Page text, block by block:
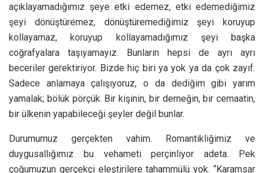
açıklayamadığımız şeye etki edemez, etki edemediğimiz
şeyi dönüştüremez, dönüştüremediğimiz şeyi koruyup
kollayamaz, koruyup kollayamadığımız şeyi başka
coğrafyalara taşıyamayız. Bunların hepsi de ayrı ayrı
beceriler gerektiriyor. Bizde hiç biri ya yok ya da çok zayıf.
Sadece anlamaya çalışıyoruz, o da dediğim gibi yarım
yamalak; bölük pörçük. Bir kişinin, bir derneğin, bir cemaatin,
bir ülkenin yapabileceği şeyler değil bunlar.
Durumumuz gerçekten vahim. Romantikliğimiz ve
duygusallığımız bu vehameti perçinliyor adeta. Pek
çoğumuzun gerçekçi eleştirilere tahammülü yok. “Karamsar